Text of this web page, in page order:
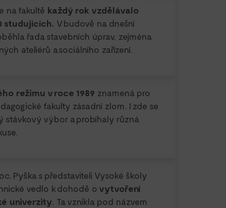
na fakultě každý rok vzdělávalo
studujících. V budově na dnešní
řada stavebních úprav, zejména
ateliérů a sociálního zařízení.
režimu v roce 1989 znamená pro
fakulty zásadní zlom. I zde se
stávkový výbor a probíhaly různá
Pyška s představiteli Vysoké školy
vedlo k dohodě o vytvoření
univerzity. Ta vznikla pod názvem